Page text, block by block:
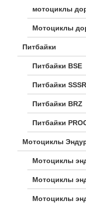
мотоциклы
Мотоциклы
Питбайки
Питбайки BSE
Питбайки SSSR
Питбайки BRZ
Питбайки
Мотоциклы
Мотоциклы
Мотоциклы
Мотоциклы